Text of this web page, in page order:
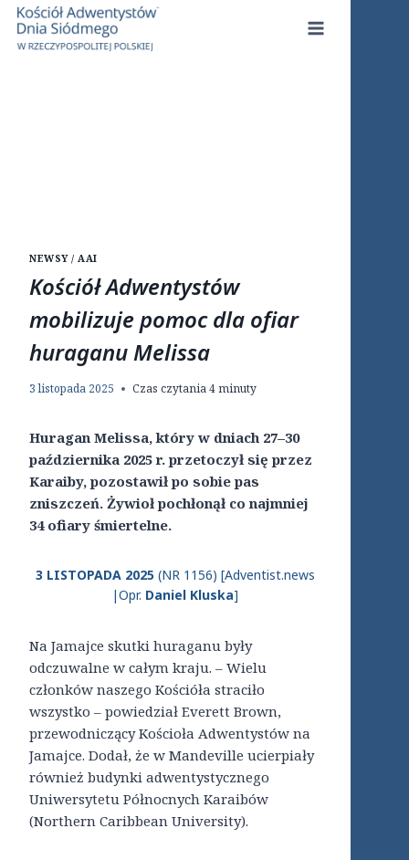
Przejdź
treści
NEWSY / AAI
Kościół Adwentystów
mobilizuje pomoc dla ofiar
huraganu Melissa
3 listopada 2025 Czas czytania4minuty
Huragan Melissa, który w dniach 27–30
października 2025 r. przetoczył się przez
Karaiby, pozostawił po sobie pas
zniszczeń. Żywioł pochłonął co najmniej
34 ofiary śmiertelne.
3 LISTOPADA 2025(NR 1156) [Adventist.news
|Opr. Daniel Kluska]
Na Jamajce skutki huraganu były
odczuwalne w całym kraju. – Wielu
członków naszego Kościóła straciło
wszystko – powiedział Everett Brown,
przewodniczący Kościoła Adwentystów na
Jamajce. Dodał, że w Mandeville ucierpiały
również budynki adwentystycznego
Uniwersytetu Północnych Karaibów
(Northern Caribbean University).